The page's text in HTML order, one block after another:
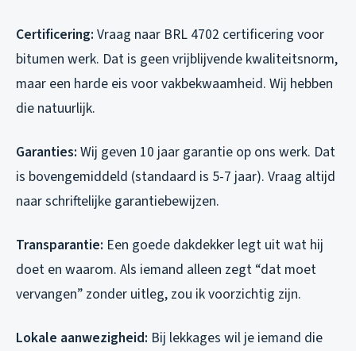
Certificering: Vraag naar BRL 4702 certificering voor
bitumen werk. Dat is geen vrijblijvende kwaliteitsnorm,
maar een harde eis voor vakbekwaamheid. Wij hebben
die natuurlijk.
Garanties: Wij geven 10 jaar garantie op ons werk. Dat
is bovengemiddeld (standaard is 5-7 jaar). Vraag altijd
naar schriftelijke garantiebewijzen.
Transparantie: Een goede dakdekker legt uit wat hij
doet en waarom. Als iemand alleen zegt “dat moet
vervangen” zonder uitleg, zou ik voorzichtig zijn.
Lokale aanwezigheid: Bij lekkages wil je iemand die